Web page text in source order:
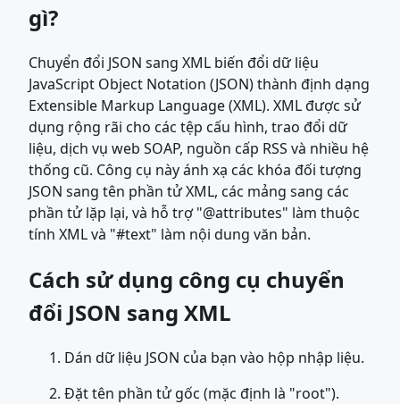
gì?
Chuyển đổi JSON sang XML biến đổi dữ liệu
JavaScript Object Notation (JSON) thành định dạng
Extensible Markup Language (XML). XML được sử
dụng rộng rãi cho các tệp cấu hình, trao đổi dữ
liệu, dịch vụ web SOAP, nguồn cấp RSS và nhiều hệ
thống cũ. Công cụ này ánh xạ các khóa đối tượng
JSON sang tên phần tử XML, các mảng sang các
phần tử lặp lại, và hỗ trợ "@attributes" làm thuộc
tính XML và "#text" làm nội dung văn bản.
Cách sử dụng công cụ chuyển
đổi JSON sang XML
Dán dữ liệu JSON của bạn vào hộp nhập liệu.
Đặt tên phần tử gốc (mặc định là "root").